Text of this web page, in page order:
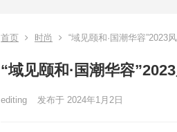
首页 时尚 “域见颐和·国潮华容”2023
“域见颐和·国潮华容
editing 发布于 2024年1月2日